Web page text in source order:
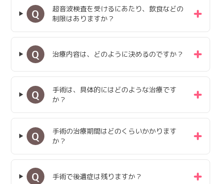
Q
超音波検査を受けるにあたり、飲食などの
制限はありますか？
Q 治療内容は、どのように決めるのですか？
Q
手術は、具体的にはどのような治療です
か？
Q
手術の治療期間はどのくらいかかります
か？
Q 手術で後遺症は残りますか？